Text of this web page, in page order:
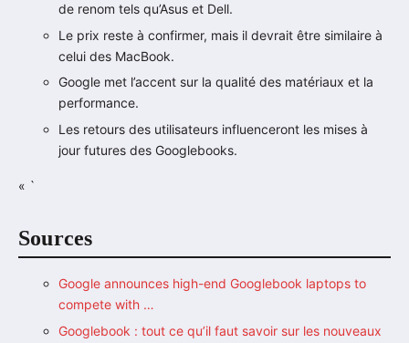
de renom tels qu’Asus et Dell.
Le prix reste à confirmer, mais il devrait être similaire à
celui des MacBook.
Google met l’accent sur la qualité des matériaux et la
performance.
Les retours des utilisateurs influenceront les mises à
jour futures des Googlebooks.
« `
Sources
Google announces high-end Googlebook laptops to
compete with …
Googlebook : tout ce qu’il faut savoir sur les nouveaux